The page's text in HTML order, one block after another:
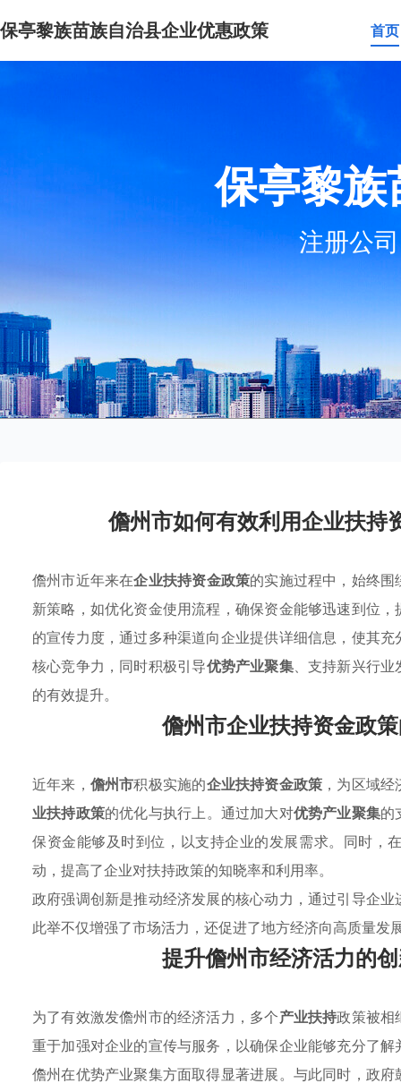
保亭黎族苗族自治县企业优惠政策 首页
保亭黎
注册公
儋州市如何有效利用企业扶持
儋州市近年来在企业扶持资金政策的实施过程中，始终
新策略，如优化资金使用流程，确保资金能够迅速到位
的宣传力度，通过多种渠道向企业提供详细信息，使其充
核心竞争力，同时积极引导优势产业聚集、支持新兴行业
的有效提升。
儋州市企业扶持资金政
近年来， 儋州市积极实施的企业扶持资金政策 ，为区域
业扶持政策的优化与执行上。通过加大对优势产业聚集的
保资金能够及时到位，以支持企业的发展需求。同时，
动，提高了企业对扶持政策的知晓率和利用率。
政府强调创新是推动经济发展的核心动力，通过引导企
此举不仅增强了市场活力，还促进了地方经济向高质量发
提升儋州市经济活力的
为了有效激发儋州市的经济活力，多个产业扶持政策被相
重于加强对企业的宣传与服务，以确保企业能够充分了解
儋州在优势产业聚集方面取得显著进展。与此同时，政